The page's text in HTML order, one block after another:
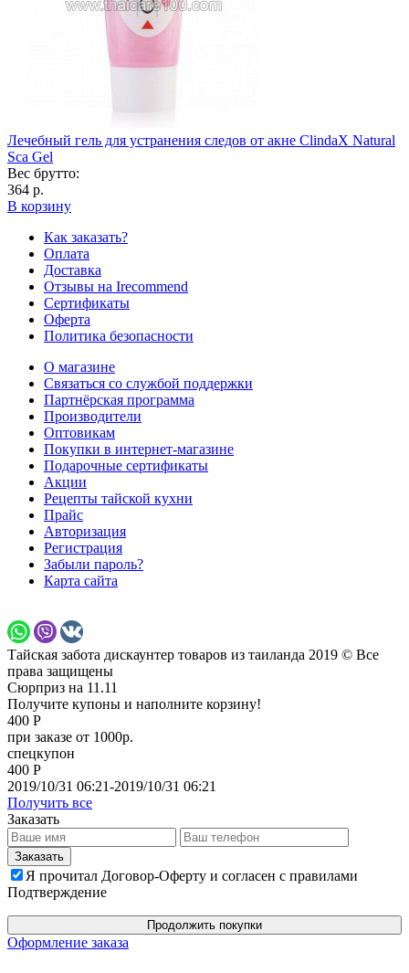
Лечебный гель для устранения следов от акне ClindaX Natural
Sca Gel
Вес брутто:
364 р.
В корзину
Как заказать?
Оплата
Доставка
Отзывы на Irecommend
Сертификаты
Оферта
Политика безопасности
О магазине
Связаться со службой поддержки
Партнёрская программа
Производители
Оптовикам
Покупки в интернет-магазине
Подарочные сертификаты
Акции
Рецепты тайской кухни
Прайс
Авторизация
Регистрация
Забыли пароль?
Карта сайта
Тайская забота дискаунтер товаров из таиланда 2019 © Все
права защищены
Сюрприз на 11.11
Получите купоны и наполните корзину!
400 Р
при заказе от 1000р.
спецкупон
400 Р
2019/10/31 06:21-2019/10/31 06:21
Получить все
Заказать
Я прочитал Договор-Оферту и согласен с правилами
Подтверждение
Продолжить покупки
Оформление заказа